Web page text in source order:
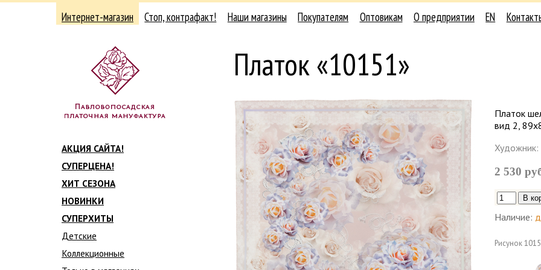
Интернет-магазин Стоп, контрафакт! Наши магазины Покупателям Оптовикам О предприятии EN
АКЦИЯ САЙТА!
СУПЕРЦЕНА!
ХИТ СЕЗОНА
НОВИНКИ
СУПЕРХИТЫ
Детские
Коллекционные
Платок «10151»
Платок
вид 2,
Художник:
2 530
Наличие:
Рисунок